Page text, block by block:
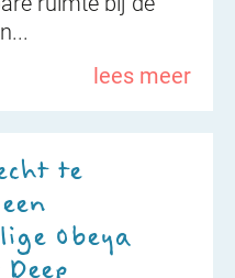
lees meer
te
Obeya